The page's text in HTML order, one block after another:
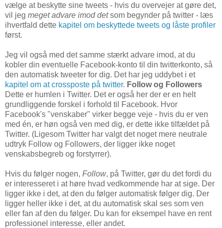
vælge at beskytte sine tweets - hvis du overvejer at gøre det,
vil jeg meget advare imod detsom begynder på twitter - læs
ihvertfald dette kapitel om beskyttede tweets og låste profiler
først.
Jeg vil også med det samme stærkt advare imod, at du
kobler din eventuelle Facebook-konto til din twitterkonto, så
den automatisk tweeter for dig. Det har jeg uddybet i et
kapitel om at crossposte på twitter. Follow og Followers
Dette er humlen i Twitter. Det er også her der er en helt
grundliggende forskel i forhold til Facebook. Hvor
Facebook's "venskaber" virker begge veje - hvis du er ven
med én, er høn også ven med dig, er dette ikke tilfældet på
Twitter. (Ligesom Twitter har valgt det noget mere neutrale
udtryk Follow og Followers, der ligger ikke noget
venskabsbegreb og forstyrrer).
Hvis du følger nogen, Follow, på Twitter, gør du det fordi du
er interesseret i at høre hvad vedkommende har at sige. Der
ligger ikke i det, at den du følger automatisk følger dig. Der
ligger heller ikke i det, at du automatisk skal ses som ven
eller fan af den du følger. Du kan for eksempel have en rent
professionel interesse, eller andet.